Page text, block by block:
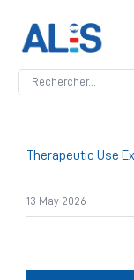
content
Search
Accueil
Antidopage
Therapeutic Use
13 May 2026